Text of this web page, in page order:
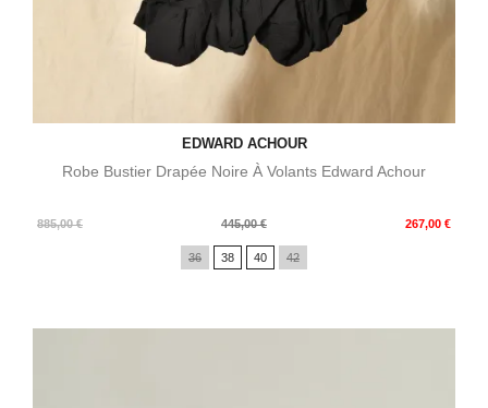
EDWARD ACHOUR
Robe Bustier Drapée Noire À Volants Edward Achour
885,00 €
Prix
445,00 € 267,00 €
Prix
36 38 40 42